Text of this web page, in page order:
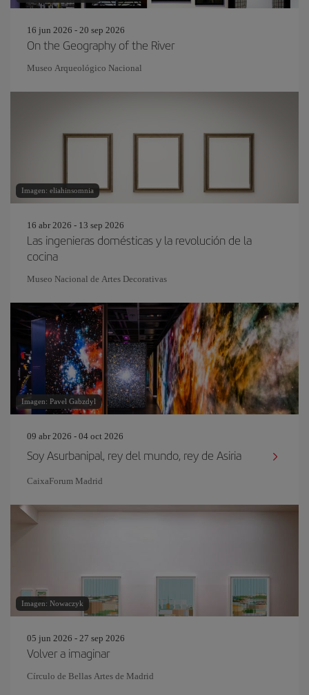
16 jun 2026 - 20 sep 2026
On the Geography of the River
Museo Arqueológico Nacional
Imagen: eliahinsomnia
16 abr 2026 - 13 sep 2026
Las ingenieras domésticas y la revolución de la
cocina
Museo Nacional de Artes Decorativas
Imagen: Pavel Gabzdyl
09 abr 2026 - 04 oct 2026
Soy Asurbanipal, rey del mundo, rey de Asiria
CaixaForum Madrid
Imagen: Nowaczyk
05 jun 2026 - 27 sep 2026
Volver a imaginar
Círculo de Bellas Artes de Madrid